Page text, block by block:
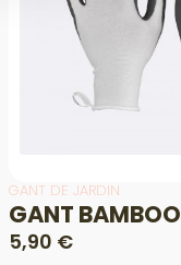
GANT DE JARDIN
GANT BAMBOO
5,90 €